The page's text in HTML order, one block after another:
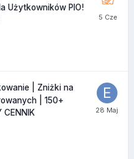
Użytkowników PIO!
| Zniżki na
| 150+
CENNIK